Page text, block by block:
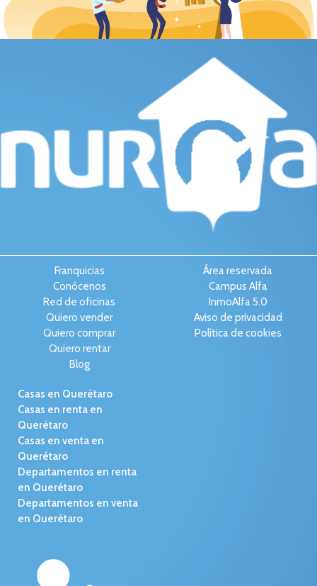
Franquicias
Conócenos
Red de oficinas
Quiero vender
Quiero comprar
Quiero rentar
Blog
Área reservada
Campus Alfa
InmoAlfa 5.0
Aviso de privacidad
Política de cookies
Casas en Querétaro
Casas en renta en
Querétaro
Casas en venta en
Querétaro
Departamentos en renta
en Querétaro
Departamentos en venta
en Querétaro